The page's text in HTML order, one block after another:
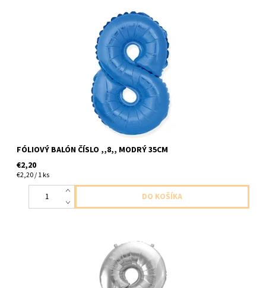
foliovy balon cislo ,,8,, modry 1ks v baleni velkost cca 35cm
dodavame nenafukany, nefúkať héliom, balón by sa nevznášal
FÓLIOVÝ BALÓN ČÍSLO ,,8,, MODRÝ 35CM
€2,20
€2,20 / 1 ks
foliovy balon cislo ,,8,, strieborny 1ks v baleni velkost cca 86cm